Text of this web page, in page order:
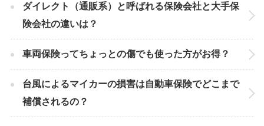
ダイレクト（通販系）と呼ばれる保険会社と大手保
険会社の違いは？
車両保険ってちょっとの傷でも使った方がお得？
台風によるマイカーの損害は自動車保険でどこまで
補償されるの？